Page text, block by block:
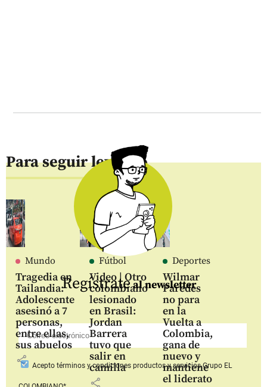
Para seguir leyendo
Mundo
Tragedia en
Tailandia:
Adolescente
asesinó a 7
personas,
entre ellas,
sus abuelos
share
Fútbol
Video | Otro
colombiano
lesionado
en Brasil:
Jordan
Barrera
tuvo que
salir en
camilla
share
Deportes
Wilmar
Paredes
no para
en la
Vuelta a
Colombia,
gana de
nuevo y
mantiene
el liderato
Regístrateal newsletter
Aceptotérminos y condiciones productos y serviciosGrupo EL